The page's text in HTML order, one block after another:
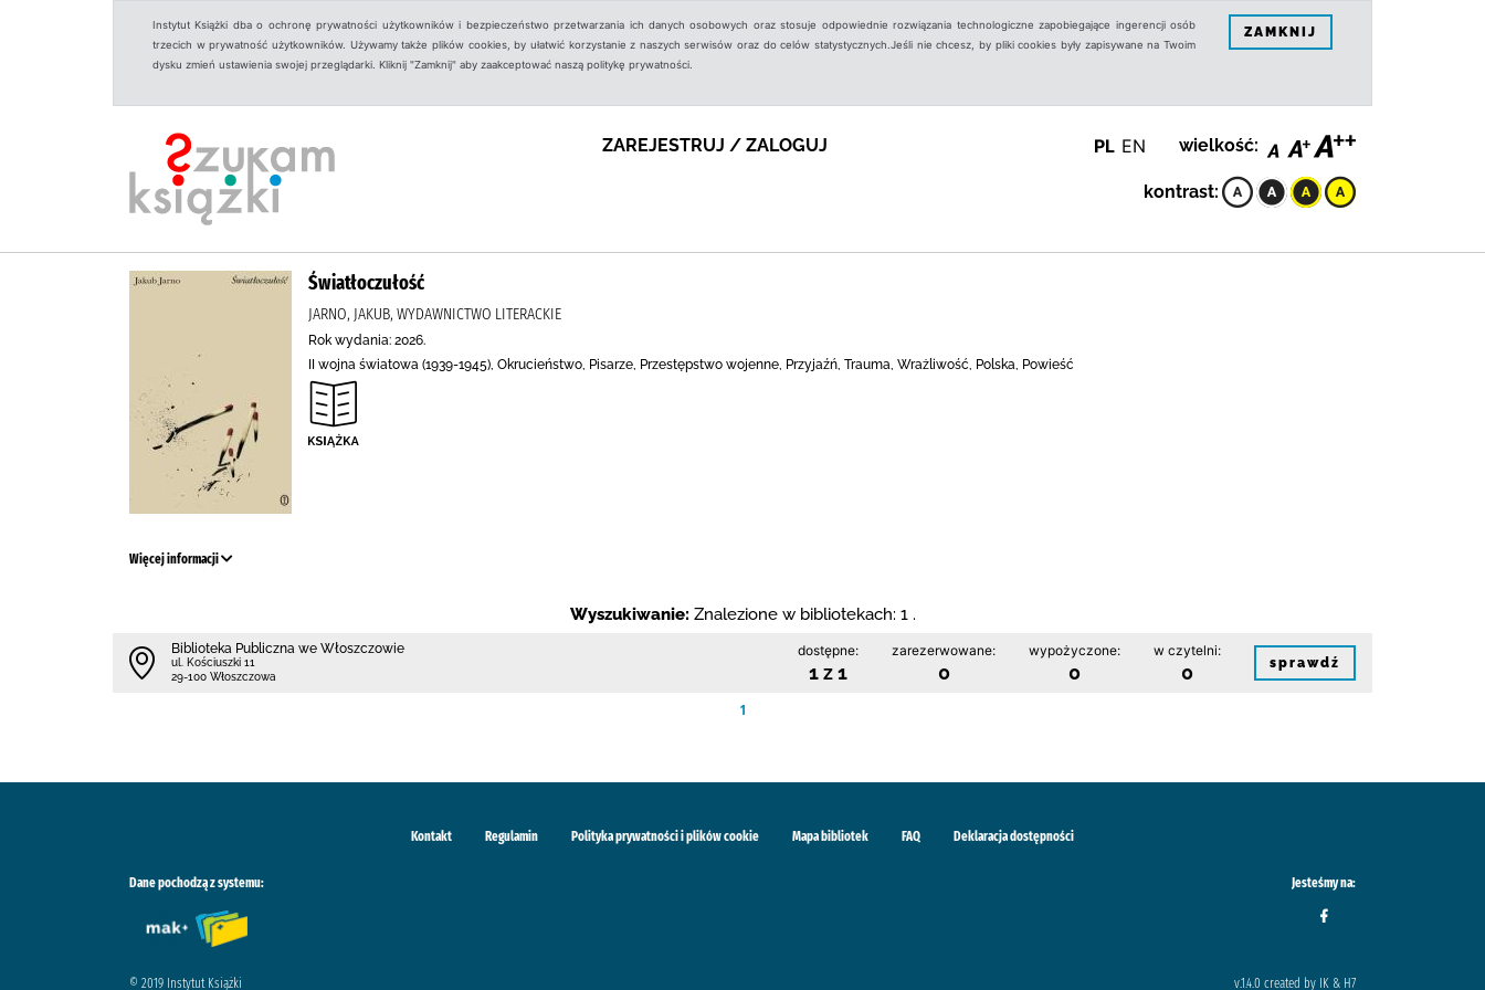
Instytut Książki dba o ochronę prywatności użytkowników i bezpieczeństwo przetwarzania ich danych osobowych oraz stosuje odpowiednie rozwiązania technologiczne zapobiegające ingerencji osób
trzecich w prywatność użytkowników. Używamy także plików cookies, by ułatwić korzystanie z naszych serwisów oraz do celów statystycznych.Jeśli nie chcesz, by pliki cookies były zapisywane na Twoim
dysku zmień ustawienia swojej przeglądarki. Kliknij "Zamknij" aby zaakceptować naszą politykę prywatności.
ZAMKNIJ
ZAREJESTRUJ / ZALOGUJ PL EN wielkość:
kontrast:
Światłoczułość
JARNO, JAKUB, WYDAWNICTWO LITERACKIE
Rok wydania: 2026.
II wojna światowa (1939-1945), Okrucieństwo, Pisarze, Przestępstwo wojenne, Przyjaźń, Trauma, Wrażliwość, Polska, Powieść
Więcej informacji
Wyszukiwanie: Znalezione w bibliotekach: 1 .
Biblioteka Publiczna we Włoszczowie
ul. Kościuszki 11
29-100 Włoszczowa
dostępne:
1 z 1
zarezerwowane:
0
wypożyczone:
0
w czytelni:
0 sprawdź
1
Kontakt Regulamin Polityka prywatności i plików cookie Mapa bibliotek FAQ Deklaracja dostępności
Dane pochodzą z systemu: Jesteśmy na:
© 2019 Instytut Książki v.1.4.0 created by IK & H7